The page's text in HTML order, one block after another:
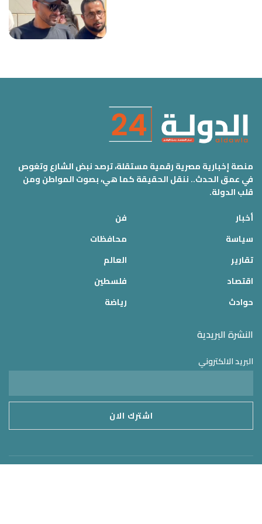
منصة إخبارية مصرية رقمية مستقلة، ترصد نبض الشارع وتغوص
في عمق الحدث.. ننقل الحقيقة كما هي، بصوت المواطن ومن
قلب الدولة.
أخبار
سياسة
تقارير
اقتصاد
حوادث
فن
محافظات
العالم
فلسطين
رياضة
النشرة البريدية
البريد الالكتروني